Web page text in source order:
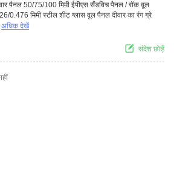
पैनल 50/75/100 मिमी ईपीएस सैंडविच पैनल / रॉक वूल
मिमी स्टील शीट ग्लास वूल पैनल दीवार का रंग ग्रे
अधिक देखें
संदेश छोड़ें